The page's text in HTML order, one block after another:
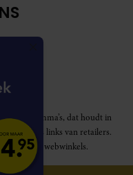
programma’s, dat houdt in
middels links van retailers.
webwinkels.